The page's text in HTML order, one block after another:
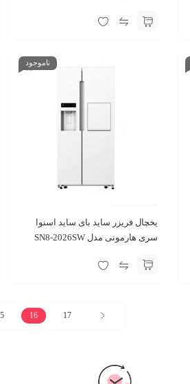
ناموجود
یخچال فریزر ساید بای ساید اسنوا
سری هارمونی مدل SN8-2026SW
16 17